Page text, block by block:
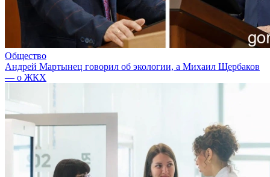
Общество
Андрей Мартынец говорил об экологии, а Михаил Щербаков
— о ЖКХ